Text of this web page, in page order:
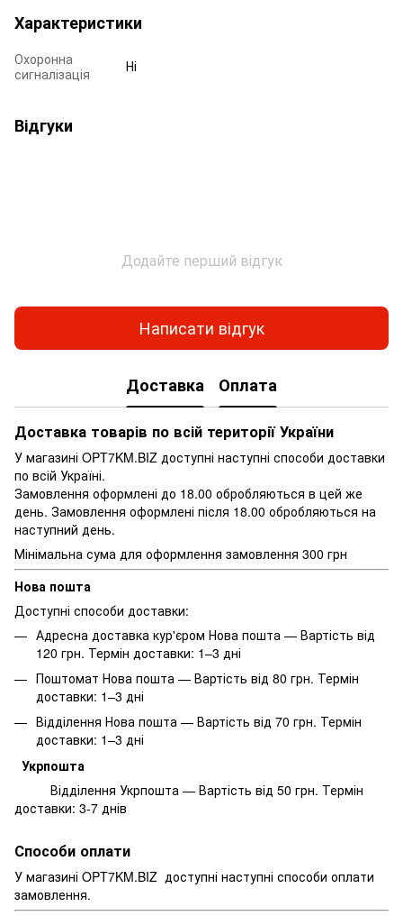
Характеристики
Охоронна
сигналізація
Ні
Відгуки
Додайте перший відгук
Написати відгук
Доставка Оплата
Доставка товарів по всій території України
У магазині OPT7KM.BIZ доступні наступні способи доставки
по всій Україні.
Замовлення оформлені до 18.00 обробляються в цей же
день. Замовлення оформлені після 18.00 обробляються на
наступний день.
Мінімальна сума для оформлення замовлення 300 грн
Нова пошта
Доступні способи доставки:
Адресна доставка кур'єром Нова пошта — Вартість від
120 грн. Термін доставки: 1–3 дні
Поштомат Нова пошта — Вартість від 80 грн. Термін
доставки: 1–3 дні
Відділення Нова пошта — Вартість від 70 грн. Термін
доставки: 1–3 дні
Укрпошта
Відділення Укрпошта — Вартість від 50 грн. Термін
доставки: 3-7 днів
Способи оплати
У магазині OPT7KM.BIZ доступні наступні способи оплати
замовлення.